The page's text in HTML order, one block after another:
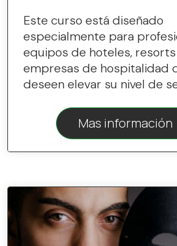
Este curso está diseñado
especialmente para
equipos de hoteles,
empresas de hospitalidad
deseen elevar su nivel de
Mas información